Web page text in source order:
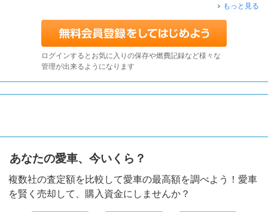
もっと見る
ログインするとお気に入りの保存や燃費記録など様々な
管理が出来るようになります
あなたの愛車、今いくら？
複数社の査定額を比較して愛車の最高額を調べよう！愛車
を賢く売却して、購入資金にしませんか？